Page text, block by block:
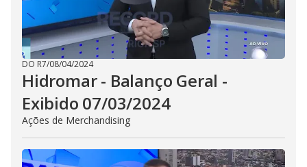
DO R7/08/04/2024
Hidromar - Balanço Geral -
Exibido 07/03/2024
Ações de Merchandising